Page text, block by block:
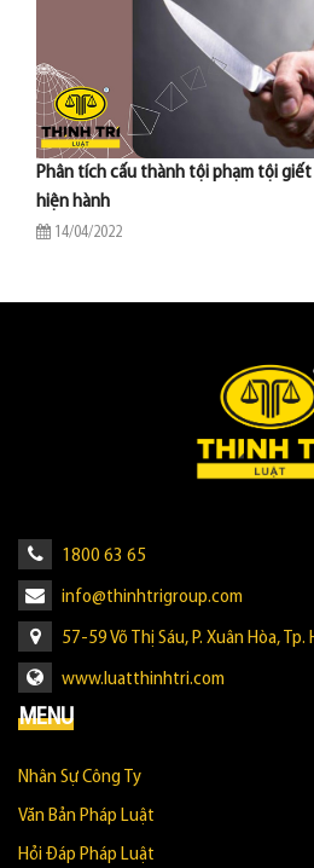
Phân tích cấu thành tội phạm tội
hiện hành
14/04/2022
1800 63 65
info@thinhtrigroup.com
57-59 Võ Thị Sáu, P. Xuân Hòa, Tp.
www.luatthinhtri.com
MENU
Nhân Sự Công Ty
Văn Bản Pháp Luật
Hỏi Đáp Pháp Luật